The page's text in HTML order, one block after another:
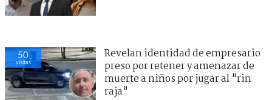
50
visitas
Revelan identidad de empresario
preso por retener y amenazar de
muerte a niños por jugar al "rin
raja"